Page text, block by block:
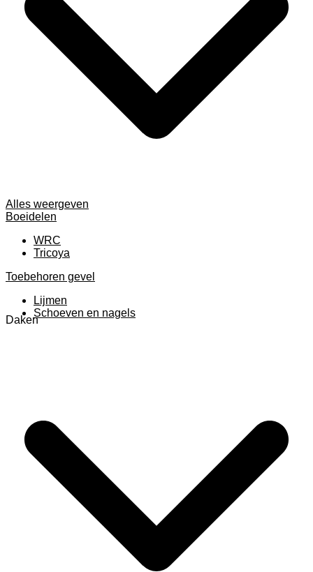
Alles weergeven
Boeidelen
WRC
Tricoya
Toebehoren gevel
Lijmen
Schoeven en nagels
Daken